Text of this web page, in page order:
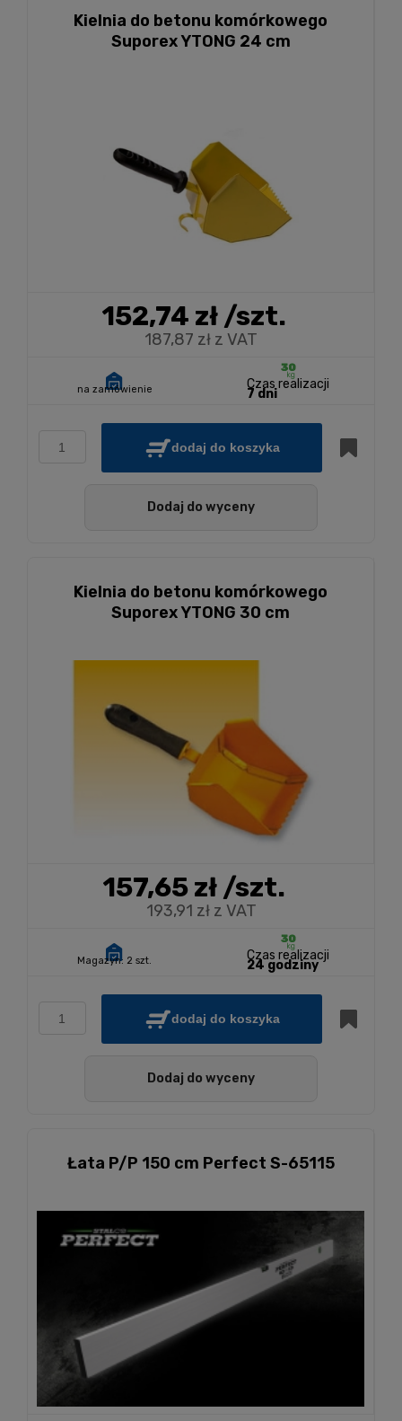
Kielnia do betonu komórkowego
Suporex YTONG 24 cm
152,74 zł/szt.
187,87 zł z VAT
na zamówienie Czas realizacji
7 dni
dodaj do koszyka
Dodaj do wyceny
Kielnia do betonu komórkowego
Suporex YTONG 30 cm
157,65 zł/szt.
193,91 zł z VAT
Magazyn: 2 szt. Czas realizacji
24 godziny
dodaj do koszyka
Dodaj do wyceny
Łata P/P 150 cm Perfect S-65115